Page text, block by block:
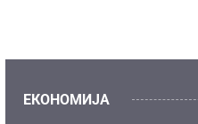
ЕКОНОМИЈА